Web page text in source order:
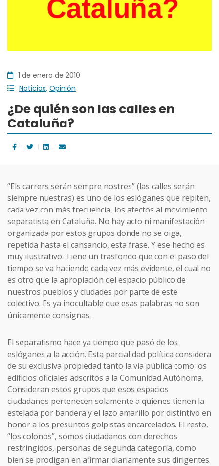
1 de enero de 2010
Noticias, Opinión
¿De quién son las calles en
Cataluña?
“Els carrers serán sempre nostres” (las calles serán
siempre nuestras) es uno de los eslóganes que repiten,
cada vez con más frecuencia, los afectos al movimiento
separatista en Cataluña. No hay acto ni manifestación
organizada por estos grupos donde no se oiga,
repetida hasta el cansancio, esta frase. Y ese hecho es
muy ilustrativo. Tiene un trasfondo que con el paso del
tiempo se va haciendo cada vez más evidente, el cual no
es otro que la apropiación del espacio público de
nuestros pueblos y ciudades por parte de este
colectivo. Es ya inocultable que esas palabras no son
únicamente consignas.
El separatismo hace ya tiempo que pasó de los
eslóganes a la acción. Esta parcialidad política considera
de su exclusiva propiedad tanto la vía pública como los
edificios oficiales adscritos a la Comunidad Autónoma.
Consideran estos grupos que esos espacios
ciudadanos pertenecen solamente a quienes tienen la
estelada por bandera y el lazo amarillo por distintivo en
honor a los presuntos golpistas encarcelados. El resto,
“los colonos”, somos ciudadanos con derechos
restringidos, personas de segunda categoría, como
bien se prodigan en afirmar diariamente sus dirigentes.